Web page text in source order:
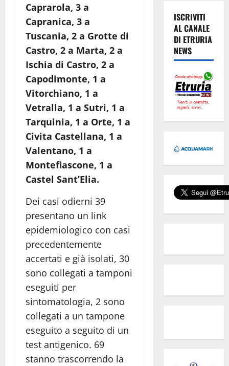
Caprarola, 3 a
Capranica, 3 a
Tuscania, 2 a Grotte di
Castro, 2 a Marta, 2 a
Ischia di Castro, 2 a
Capodimonte, 1 a
Vitorchiano, 1 a
Vetralla, 1 a Sutri, 1 a
Tarquinia, 1 a Orte, 1 a
Civita Castellana, 1 a
Valentano, 1 a
Montefiascone, 1 a
Castel Sant’Elia.
Dei casi odierni 39
presentano un link
epidemiologico con casi
precedentemente
accertati e già isolati, 30
sono collegati a tamponi
eseguiti per
sintomatologia, 2 sono
collegati a un tampone
eseguito a seguito di un
test antigenico. 69
stanno trascorrendo la
ISCRIVITI
AL CANALE
DI ETRURIA
NEWS